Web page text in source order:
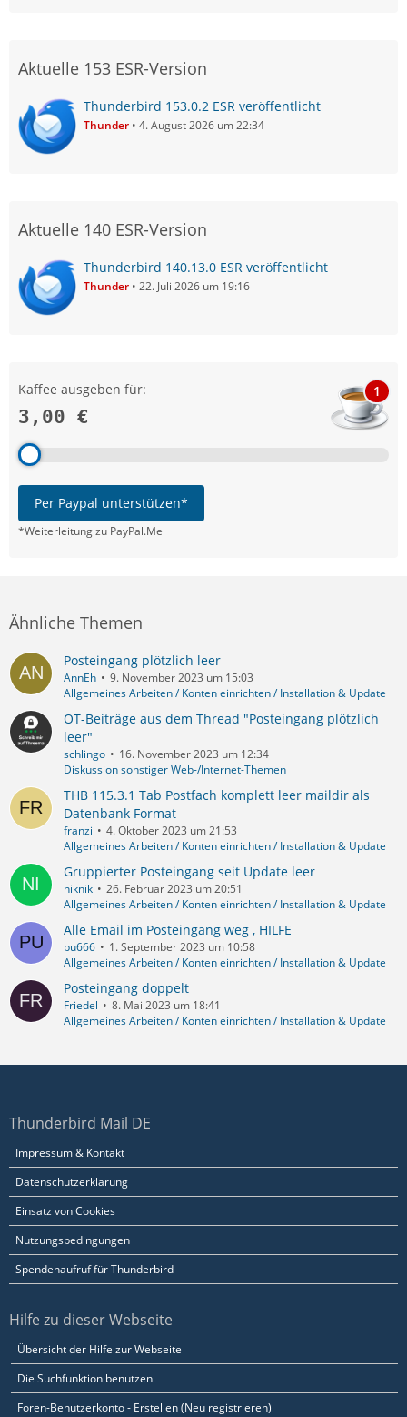
Aktuelle 153 ESR-Version
Thunderbird 153.0.2 ESR veröffentlicht
Thunder 4. August 2026 um 22:34
Aktuelle 140 ESR-Version
Thunderbird 140.13.0 ESR veröffentlicht
Thunder 22. Juli 2026 um 19:16
Kaffee ausgeben für:
3,00 €
1
Per Paypal unterstützen*
*Weiterleitung zu PayPal.Me
Ähnliche Themen
Posteingang plötzlich leer
AnnEh
9. November 2023 um 15:03
Allgemeines Arbeiten / Konten einrichten / Installation & Update
OT-Beiträge aus dem Thread "Posteingang plötzlich
leer"
schlingo
16. November 2023 um 12:34
Diskussion sonstiger Web-/Internet-Themen
THB 115.3.1 Tab Postfach komplett leer maildir als
Datenbank Format
franzi
4. Oktober 2023 um 21:53
Allgemeines Arbeiten / Konten einrichten / Installation & Update
Gruppierter Posteingang seit Update leer
niknik
26. Februar 2023 um 20:51
Allgemeines Arbeiten / Konten einrichten / Installation & Update
Alle Email im Posteingang weg , HILFE
pu666
1. September 2023 um 10:58
Allgemeines Arbeiten / Konten einrichten / Installation & Update
Posteingang doppelt
Friedel
8. Mai 2023 um 18:41
Allgemeines Arbeiten / Konten einrichten / Installation & Update
Thunderbird Mail DE
Impressum & Kontakt
Datenschutzerklärung
Einsatz von Cookies
Nutzungsbedingungen
Spendenaufruf für Thunderbird
Hilfe zu dieser Webseite
Übersicht der Hilfe zur Webseite
Die Suchfunktion benutzen
Foren-Benutzerkonto - Erstellen (Neu registrieren)